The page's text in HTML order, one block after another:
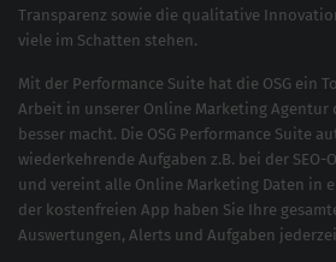
Transparenz sowie die qualitative
viele im Schatten stehen.
Mit der Performance Suite hat die OSG ein
Arbeit in unserer Online Marketing
besser macht. Die OSG Performance Suite
wiederkehrende Aufgaben z.B. bei der SEO-
und vereint alle Online Marketing Daten in
der kostenfreien App haben Sie Ihre
Auswertungen, Alerts und Aufgaben